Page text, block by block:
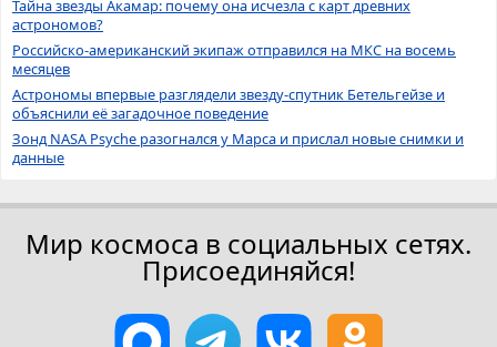
Тайна звезды Акамар: почему она исчезла с карт древних
астрономов?
Российско-американский экипаж отправился на МКС на восемь
месяцев
Астрономы впервые разглядели звезду-спутник Бетельгейзе и
объяснили её загадочное поведение
Зонд NASA Psyche разогнался у Марса и прислал новые снимки и
данные
Мир космоса в социальных сетях.
Присоединяйся!